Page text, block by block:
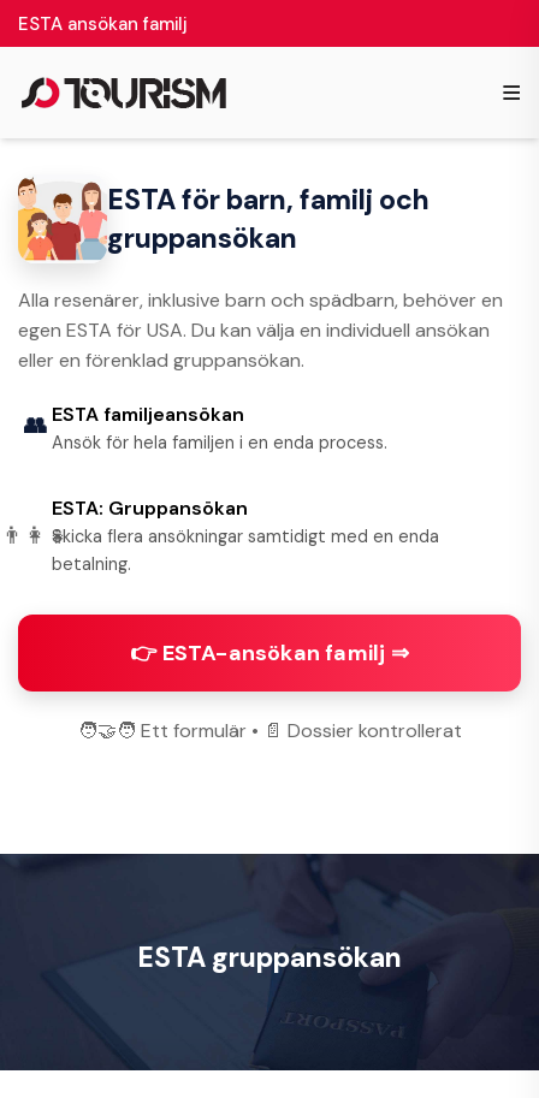
ESTA ansökan familj
≡
ESTA för barn, familj och
gruppansökan
Alla resenärer, inklusive barn och spädbarn, behöver en
egen ESTA för USA. Du kan välja en individuell ansökan
eller en förenklad gruppansökan.
👥 ESTA familjeansökan
Ansök för hela familjen i en enda process.
👨‍👩‍👧
ESTA: Gruppansökan
Skicka flera ansökningar samtidigt med en enda
betalning.
👉 ESTA-ansökan familj ⇒
🧑‍🤝‍🧑 Ett formulär • 📄 Dossier kontrollerat
ESTA gruppansökan